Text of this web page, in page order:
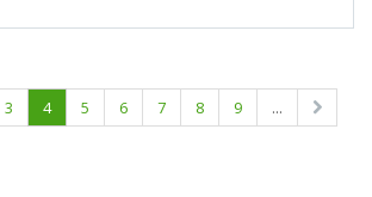
3 4 5 6 7 8 9 ...